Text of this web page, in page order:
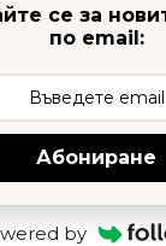
се за
по email:
Абониране
by